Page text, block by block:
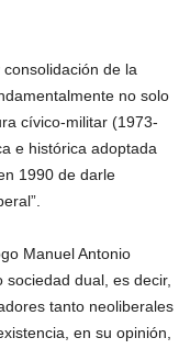
de la
no solo
cívico-militar (1973-
e histórica adoptada
1990 de darle
Manuel Antonio
dual, es decir,
tanto neoliberales
en su opinión,